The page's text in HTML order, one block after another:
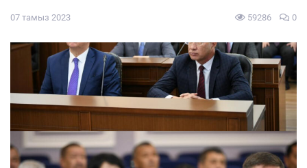
07 тамыз 2023 59286 0